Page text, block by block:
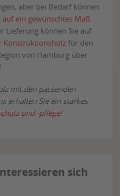
aber bei Bedarf können
ein gewünschtes Maß
Lieferung können Sie auf
Konstruktionsholz für den
von Hamburg über
mit den passenden
erhalten Sie ein starkes
und -pflege!
sich